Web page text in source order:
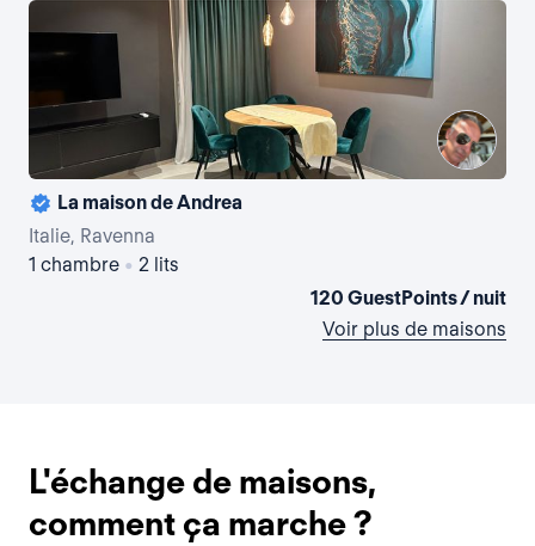
La maison de Andrea
Italie, Ravenna
1 chambre • 2 lits
120 GuestPoints / nuit
Voir plus de maisons
L'échange de maisons,
comment ça marche ?